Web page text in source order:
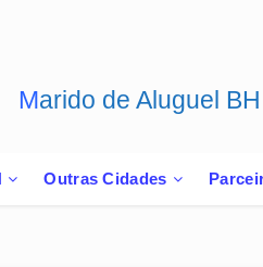
Marido de Aluguel BH
Outras Cidades